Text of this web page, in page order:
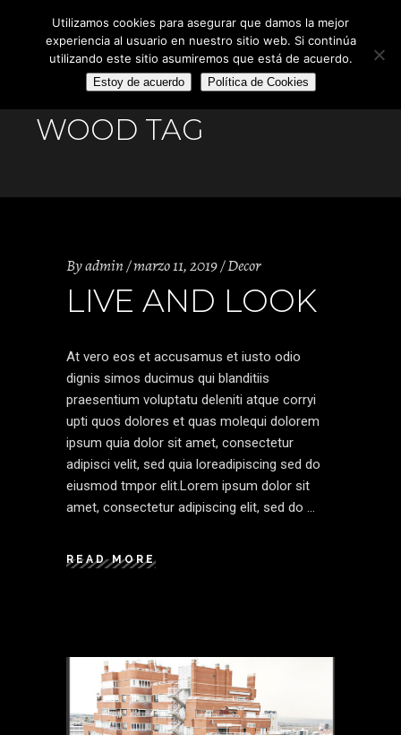
WOOD TAG
Byadmin marzo 11, 2019 Decor
LIVE AND LOOK
At vero eos et accusamus et iusto odio
dignis simos ducimus qui blanditiis
praesentium voluptatu deleniti atque corryi
upti quos dolores et quas molequi dolorem
ipsum quia dolor sit amet, consectetur
adipisci velit, sed quia loreadipiscing sed do
eiusmod tmpor elit.Lorem ipsum dolor sit
amet, consectetur adipiscing elit, sed do
READ MORE
Utilizamos cookies para asegurar que damos la mejor
experiencia al usuario en nuestro sitio web. Si continúa
utilizando este sitio asumiremos que está de acuerdo.
Estoy de acuerdo Política de Cookies